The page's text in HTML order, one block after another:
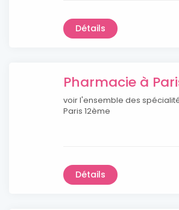
Détails
Pharmacie à
voir l'ensemble des
Paris 12ème
Détails